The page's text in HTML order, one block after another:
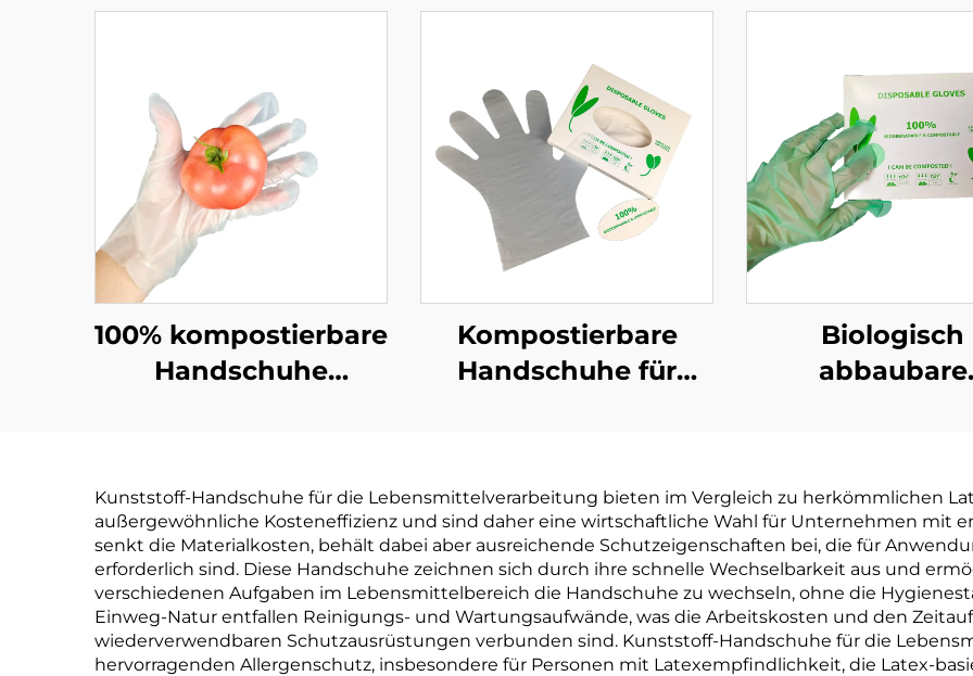
100% kompostierbare
Handschuhe
Maisstärke-Material
Kompostierbare
Handschuhe für
PLA PBAT Maisstärke
Material
Biologisch
abbaubare
PLA PBAT
Material
Kunststoff-Handschuhe für die Lebensmittelverarbeitung bieten im Vergleich zu herkömmlichen
außergewöhnliche Kosteneffizienz und sind daher eine wirtschaftliche Wahl für Unternehmen mit
senkt die Materialkosten, behält dabei aber ausreichende Schutzeigenschaften bei, die für
erforderlich sind. Diese Handschuhe zeichnen sich durch ihre schnelle Wechselbarkeit aus und
verschiedenen Aufgaben im Lebensmittelbereich die Handschuhe zu wechseln, ohne die
Einweg-Natur entfallen Reinigungs- und Wartungsaufwände, was die Arbeitskosten und den
wiederverwendbaren Schutzausrüstungen verbunden sind. Kunststoff-Handschuhe für die
hervorragenden Allergenschutz, insbesondere für Personen mit Latexempfindlichkeit, die Latex-